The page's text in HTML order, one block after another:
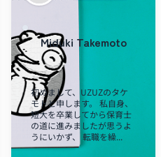
Miduki Takemoto
初めまして、UZUZのタケ
モトと申します。 私自身、
短大を卒業してから保育士
の道に進みましたが思うよ
うにいかず、 転職を繰...